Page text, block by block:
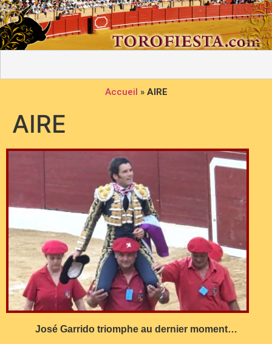
Accueil » AIRE
AIRE
José Garrido triomphe au dernier moment…